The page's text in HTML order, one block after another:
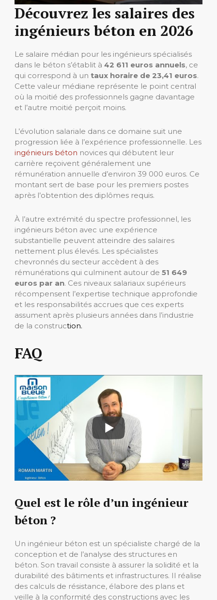
Découvrez les salaires des
ingénieurs béton en 2026
Le salaire médian pour les ingénieurs spécialisés
dans le béton s’établit à 42 611 euros annuels, ce
qui correspond à un taux horaire de 23,41 euros.
Cette valeur médiane représente le point central
où la moitié des professionnels gagne davantage
et l’autre moitié perçoit moins.
L’évolution salariale dans ce domaine suit une
progression liée à l’expérience professionnelle. Les
ingénieurs béton novices qui débutent leur
carrière reçoivent généralement une
rémunération annuelle d’environ 39 000 euros. Ce
montant sert de base pour les premiers postes
après l’obtention des diplômes requis.
À l’autre extrémité du spectre professionnel, les
ingénieurs béton avec une expérience
substantielle peuvent atteindre des salaires
nettement plus élevés. Les spécialistes
chevronnés du secteur accèdent à des
rémunérations qui culminent autour de 51 649
euros par an. Ces niveaux salariaux supérieurs
récompensent l’expertise technique approfondie
et les responsabilités accrues que ces experts
assument après plusieurs années dans l’industrie
de la construction.
FAQ
Quel est le rôle d’un ingénieur
béton ?
Un ingénieur béton est un spécialiste chargé de la
conception et de l’analyse des structures en
béton. Son travail consiste à assurer la solidité et la
durabilité des bâtiments et infrastructures. Il réalise
des calculs de résistance, élabore des plans et
veille à la conformité des constructions avec les